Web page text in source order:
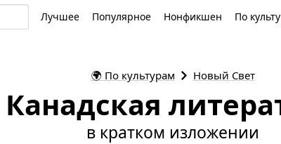
Лучшее Популярное Нонфикшен По
🌍 По культурам Новый Свет
Канадская
в кратком изложении